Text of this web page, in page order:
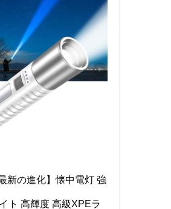
新の進化】懐中電灯 強
ト 高輝度 高級XPEラ